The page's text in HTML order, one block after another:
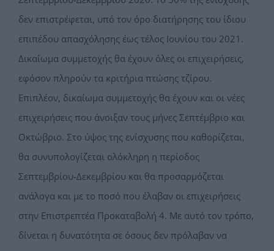
δεν επιστρέφεται, υπό τον όρο διατήρησης του ίδιου
επιπέδου απασχόλησης έως τέλος Ιουνίου του 2021.
Δικαίωμα συμμετοχής θα έχουν όλες οι επιχειρήσεις,
εφόσον πληρούν τα κριτήρια πτώσης τζίρου.
Επιπλέον, δικαίωμα συμμετοχής θα έχουν και οι νέες
επιχειρήσεις που άνοιξαν τους μήνες Σεπτέμβριο και
Οκτώβριο. Στο ύψος της ενίσχυσης που καθορίζεται,
θα συνυπολογίζεται ολόκληρη η περίοδος
Σεπτεμβρίου-Δεκεμβρίου και θα προσαρμόζεται
ανάλογα και με το ποσό που έλαβαν οι επιχειρήσεις
στην Επιστρεπτέα Προκαταβολή 4. Με αυτό τον τρόπο,
δίνεται η δυνατότητα σε όσους δεν πρόλαβαν να